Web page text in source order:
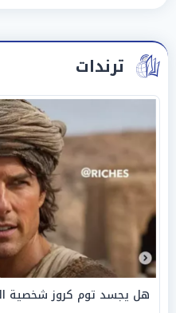
ترندات
هل يجسد توم كروز شخصية